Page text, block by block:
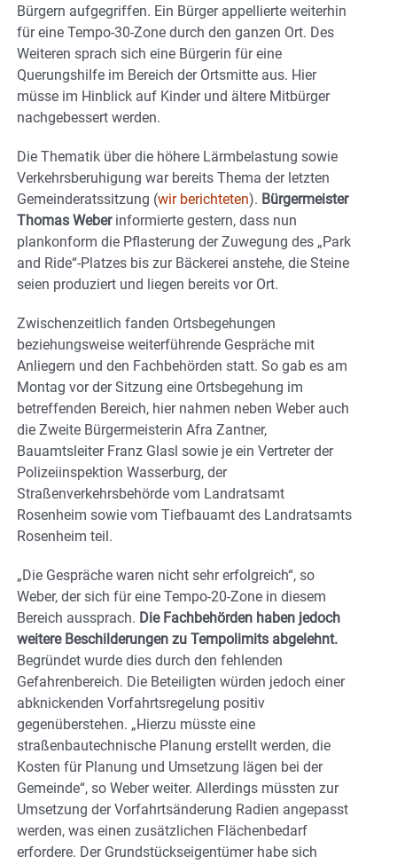
Bürgern aufgegriffen. Ein Bürger appellierte weiterhin
für eine Tempo-30-Zone durch den ganzen Ort. Des
Weiteren sprach sich eine Bürgerin für eine
Querungshilfe im Bereich der Ortsmitte aus. Hier
müsse im Hinblick auf Kinder und ältere Mitbürger
nachgebessert werden.
Die Thematik über die höhere Lärmbelastung sowie
Verkehrsberuhigung war bereits Thema der letzten
Gemeinderatssitzung (wir berichteten). Bürgermeister
Thomas Weberinformierte gestern, dass nun
plankonform die Pflasterung der Zuwegung des „Park
and Ride“-Platzes bis zur Bäckerei anstehe, die Steine
seien produziert und liegen bereits vor Ort.
Zwischenzeitlich fanden Ortsbegehungen
beziehungsweise weiterführende Gespräche mit
Anliegern und den Fachbehörden statt. So gab es am
Montag vor der Sitzung eine Ortsbegehung im
betreffenden Bereich, hier nahmen neben Weber auch
die Zweite Bürgermeisterin Afra Zantner,
Bauamtsleiter Franz Glasl sowie je ein Vertreter der
Polizeiinspektion Wasserburg, der
Straßenverkehrsbehörde vom Landratsamt
Rosenheim sowie vom Tiefbauamt des Landratsamts
Rosenheim teil.
„Die Gespräche waren nicht sehr erfolgreich“, so
Weber, der sich für eine Tempo-20-Zone in diesem
Bereich aussprach. Die Fachbehörden haben jedoch
weitere Beschilderungen zu Tempolimits abgelehnt.
Begründet wurde dies durch den fehlenden
Gefahrenbereich. Die Beteiligten würden jedoch einer
abknickenden Vorfahrtsregelung positiv
gegenüberstehen. „Hierzu müsste eine
straßenbautechnische Planung erstellt werden, die
Kosten für Planung und Umsetzung lägen bei der
Gemeinde“, so Weber weiter. Allerdings müssten zur
Umsetzung der Vorfahrtsänderung Radien angepasst
werden, was einen zusätzlichen Flächenbedarf
erfordere. Der Grundstückseigentümer habe sich